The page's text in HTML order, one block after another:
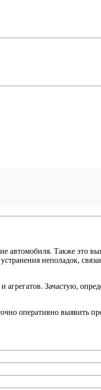
автомобиля. Также это
неполадок,
Зачастую,
оперативно выявить